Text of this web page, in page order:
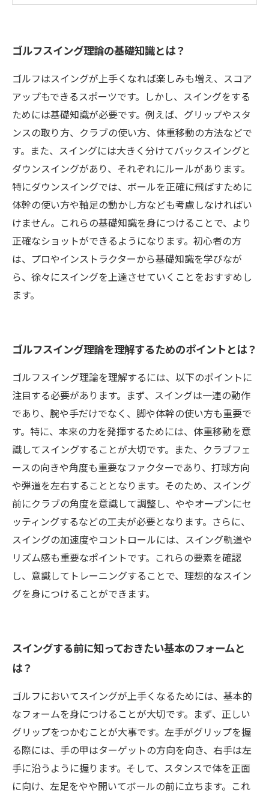
ゴルフスイング理論の基礎知識とは？
ゴルフはスイングが上手くなれば楽しみも増え、スコア
アップもできるスポーツです。しかし、スイングをする
ためには基礎知識が必要です。例えば、グリップやスタ
ンスの取り方、クラブの使い方、体重移動の方法などで
す。また、スイングには大きく分けてバックスイングと
ダウンスイングがあり、それぞれにルールがあります。
特にダウンスイングでは、ボールを正確に飛ばすために
体幹の使い方や軸足の動かし方なども考慮しなければい
けません。これらの基礎知識を身につけることで、より
正確なショットができるようになります。初心者の方
は、プロやインストラクターから基礎知識を学びなが
ら、徐々にスイングを上達させていくことをおすすめし
ます。
ゴルフスイング理論を理解するためのポイントとは？
ゴルフスイング理論を理解するには、以下のポイントに
注目する必要があります。まず、スイングは一連の動作
であり、腕や手だけでなく、脚や体幹の使い方も重要で
す。特に、本来の力を発揮するためには、体重移動を意
識してスイングすることが大切です。また、クラブフェ
ースの向きや角度も重要なファクターであり、打球方向
や弾道を左右することとなります。そのため、スイング
前にクラブの角度を意識して調整し、ややオープンにセ
ッティングするなどの工夫が必要となります。さらに、
スイングの加速度やコントロールには、スイング軌道や
リズム感も重要なポイントです。これらの要素を確認
し、意識してトレーニングすることで、理想的なスイン
グを身につけることができます。
スイングする前に知っておきたい基本のフォームと
は？
ゴルフにおいてスイングが上手くなるためには、基本的
なフォームを身につけることが大切です。まず、正しい
グリップをつかむことが大事です。左手がグリップを握
る際には、手の甲はターゲットの方向を向き、右手は左
手に沿うように握ります。そして、スタンスで体を正面
に向け、左足をやや開いてボールの前に立ちます。これ